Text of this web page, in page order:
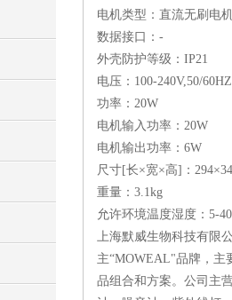
电机类型：直流无刷电
数据接口：-
外壳防护等级：IP21
电压：100-240V,50/60HZ
功率：20W
电机输入功率：20W
电机输出功率：6W
尺寸[长×宽×高]：
重量：3.1kg
允许环境温度湿度：5-
上海默威生物科技有限
主“MOWEAL"品牌，主
品组合和方案。公司主